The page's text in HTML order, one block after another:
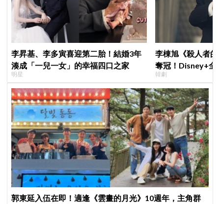
李昇基、李多寅喜迎第二胎！結婚3年
湊成「一兒一女」的幸福四口之家
明星
李棟旭《殺人者
奪冠！Disney+全
紀錄
韓劇
郭東延入伍在即！適逢《雲畫的月光》10週年，主角群